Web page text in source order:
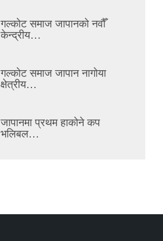
गल्कोट समाज जापानको नवौँ
केन्द्रीय…
गल्कोट समाज जापान नागोया
क्षेत्रीय…
जापानमा प्रथम हाकोने कप
भलिबल…